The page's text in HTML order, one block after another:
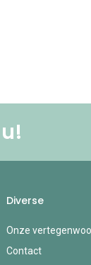
Diverse
Onze
Contact